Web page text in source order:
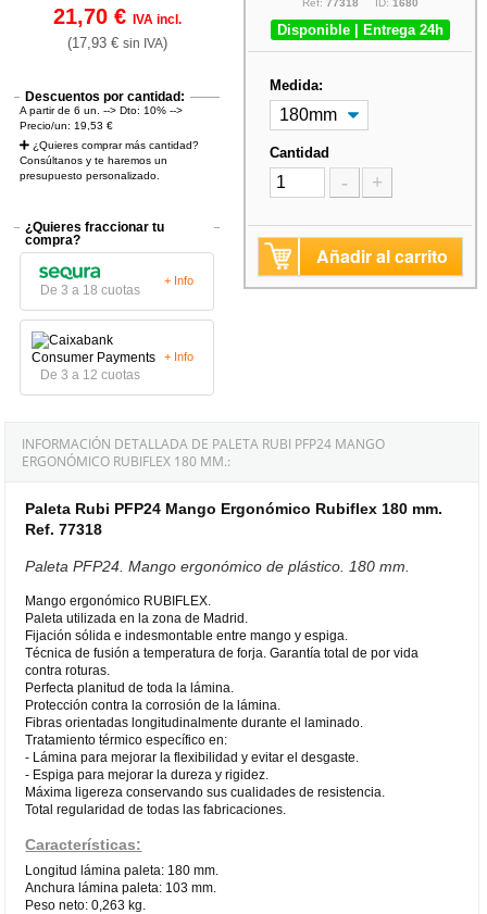
21,70 € IVA incl.
(17,93 € sin IVA)
Descuentos por cantidad:
A partir de 6 un. --> Dto: 10% -->
Precio/un: 19,53 €
¿Quieres comprar más cantidad?
Consúltanos y te haremos un
presupuesto personalizado.
¿Quieres fraccionar tu
compra?
De 3 a 18 cuotas
+ Info
De 3 a 12 cuotas
+ Info
Disponible | Entrega 24h
Medida:
Cantidad
- +
Añadir al carrito
INFORMACIÓN DETALLADA DE PALETA RUBI PFP24 MANGO
ERGONÓMICO RUBIFLEX 180 MM.:
Paleta Rubi PFP24 Mango Ergonómico Rubiflex 180 mm.
Ref. 77318
Paleta PFP24. Mango ergonómico de plástico. 180 mm.
Mango ergonómico RUBIFLEX.
Paleta utilizada en la zona de Madrid.
Fijación sólida e indesmontable entre mango y espiga.
Técnica de fusión a temperatura de forja. Garantía total de por vida
contra roturas.
Perfecta planitud de toda la lámina.
Protección contra la corrosión de la lámina.
Fibras orientadas longitudinalmente durante el laminado.
Tratamiento térmico específico en:
- Lámina para mejorar la flexibilidad y evitar el desgaste.
- Espiga para mejorar la dureza y rigidez.
Máxima ligereza conservando sus cualidades de resistencia.
Total regularidad de todas las fabricaciones.
Características:
Longitud lámina paleta: 180 mm.
Anchura lámina paleta: 103 mm.
Peso neto: 0,263 kg.